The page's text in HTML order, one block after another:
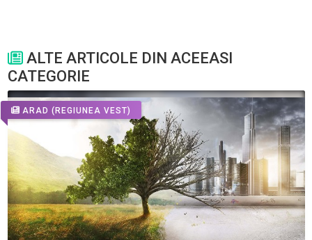
ALTE ARTICOLE DIN ACEEASI
CATEGORIE
ARAD (REGIUNEA VEST)